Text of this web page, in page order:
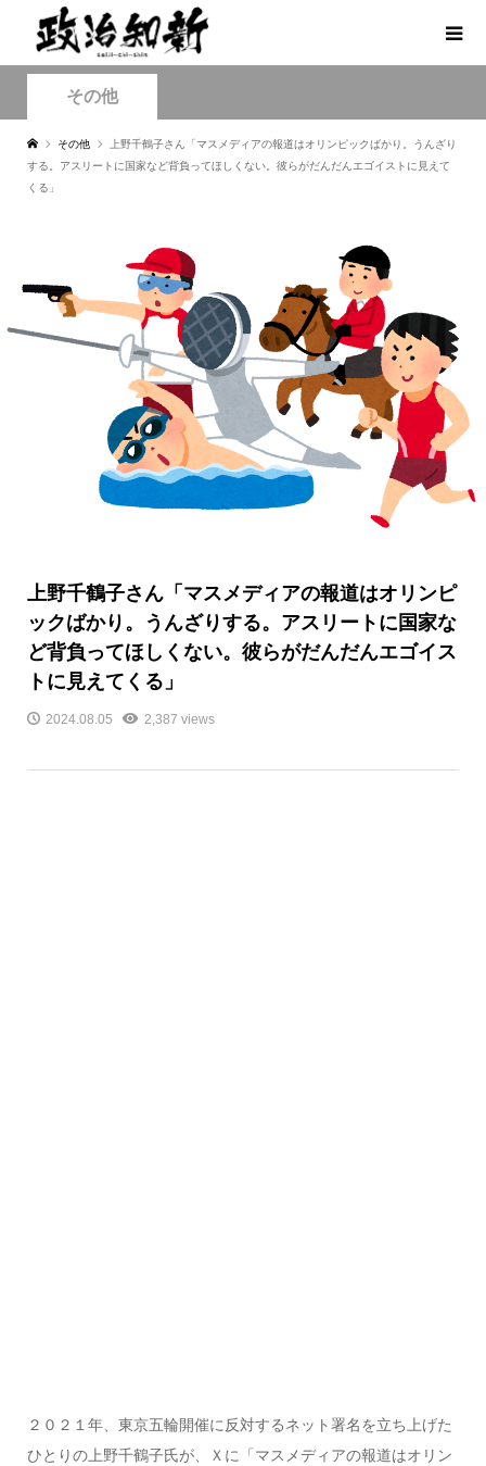
その他
その他
上野千鶴子さん「マスメディアの報道はオリンピックばかり。うんざり
する。アスリートに国家など背負ってほしくない。彼らがだんだんエゴイストに見えて
くる」
上野千鶴子さん「マスメディアの報道はオリンピ
ックばかり。うんざりする。アスリートに国家な
ど背負ってほしくない。彼らがだんだんエゴイス
トに見えてくる」
2024.08.05 2,387 views
２０２１年、東京五輪開催に反対するネット署名を立ち上げた
ひとりの上野千鶴子氏が、Ｘに「マスメディアの報道はオリン